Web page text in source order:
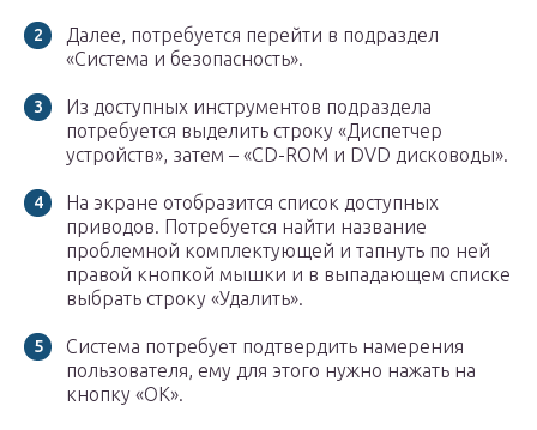
Далее, потребуется перейти в подраздел
«Система и безопасность».
Из доступных инструментов подраздела
потребуется выделить строку «Диспетчер
устройств», затем – «CD-ROM и DVD дисководы».
На экране отобразится список доступных
приводов. Потребуется найти название
проблемной комплектующей и тапнуть по ней
правой кнопкой мышки и в выпадающем списке
выбрать строку «Удалить».
Система потребует подтвердить намерения
пользователя, ему для этого нужно нажать на
кнопку «ОК».